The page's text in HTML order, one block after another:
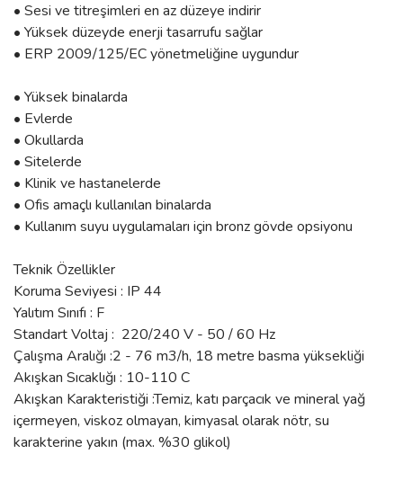
• Sesi ve titreşimleri en az düzeye indirir
• Yüksek düzeyde enerji tasarrufu sağlar
• ERP 2009/125/EC yönetmeliğine uygundur
• Yüksek binalarda
• Evlerde
• Okullarda
• Sitelerde
• Klinik ve hastanelerde
• Ofis amaçlı kullanılan binalarda
• Kullanım suyu uygulamaları için bronz gövde opsiyonu
Teknik Özellikler
Koruma Seviyesi : IP 44
Yalıtım Sınıfı : F
Standart Voltaj : 220/240 V - 50 / 60 Hz
Çalışma Aralığı :2 - 76 m3/h, 18 metre basma yüksekliği
Akışkan Sıcaklığı : 10-110 C
Akışkan Karakteristiği :Temiz, katı parçacık ve mineral yağ
içermeyen, viskoz olmayan, kimyasal olarak nötr, su
karakterine yakın (max. %30 glikol)